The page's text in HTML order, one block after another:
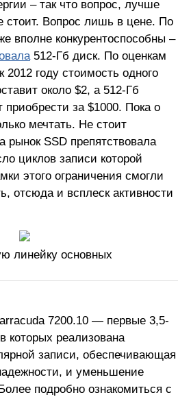
– так что вопрос, лучше
Вопрос лишь в цене. По
вполне конкурентоспособны –
512-Гб диск. По оценкам
2012 году стоимость одного
около $2, а 512-Гб
приобрести за $1000. Пока о
мечтать. Не стоит
рынок SSD препятствовала
циклов записи которой
этого ограничения смогли
отсюда и всплеск активности
линейку основных
7200.10 — первые 3,5-
которых реализована
записи, обеспечивающая
и уменьшение
подробно ознакомиться с